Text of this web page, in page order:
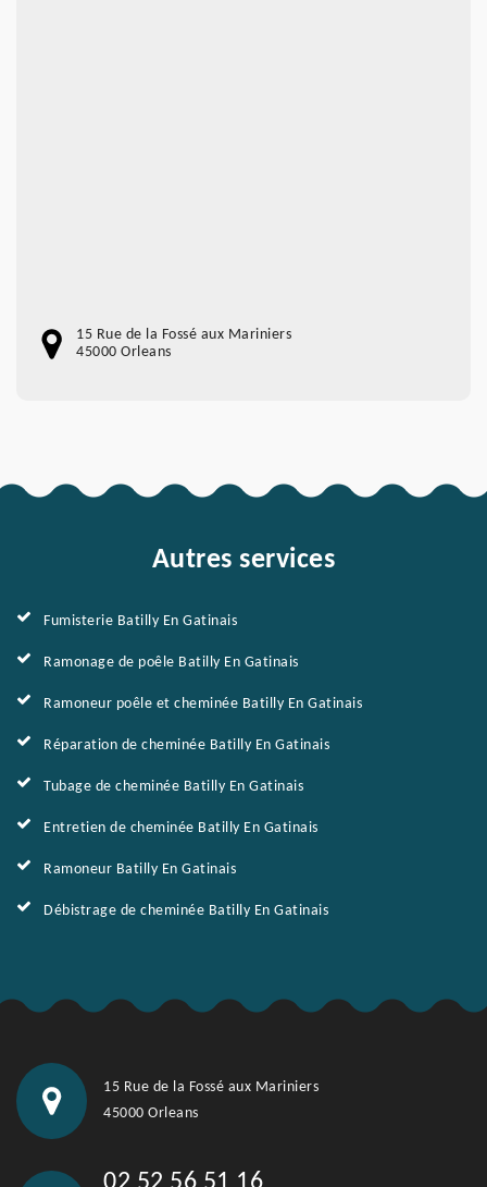
15 Rue de la Fossé aux Mariniers
45000 Orleans
Autres services
Fumisterie Batilly En Gatinais
Ramonage de poêle Batilly En Gatinais
Ramoneur poêle et cheminée Batilly En Gatinais
Réparation de cheminée Batilly En Gatinais
Tubage de cheminée Batilly En Gatinais
Entretien de cheminée Batilly En Gatinais
Ramoneur Batilly En Gatinais
Débistrage de cheminée Batilly En Gatinais
15 Rue de la Fossé aux Mariniers
45000 Orleans